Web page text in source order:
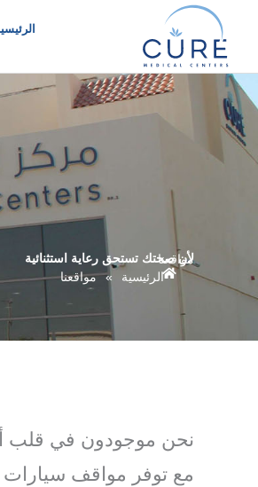
المحتوى
مواقعنا
لأن صحتك تستحق رعاية استثنائية
الرئيسية
» مواقعنا
نحن موجودون في قلب
مع توفر مواقف سيارات